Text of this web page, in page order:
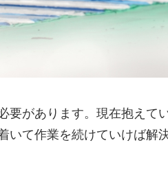
要があります。現在抱えて
いて作業を続けていけば解